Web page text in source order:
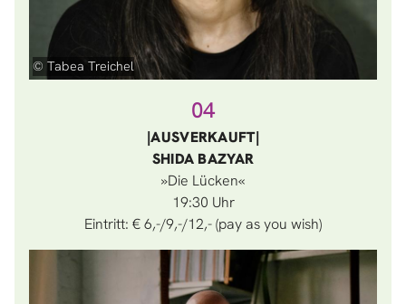
© Tabea Treichel
04
|AUSVERKAUFT|
SHIDA BAZYAR
»Die Lücken«
19:30
Eintritt: € 6,-/9,-/12,- (pay as you wish)